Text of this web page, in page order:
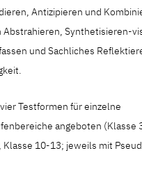
Antizipieren und
Abstrahieren, Synthetisieren-
und Sachliches
Testformen für einzelne
angeboten (Klasse
Klasse 10-13; jeweils mit